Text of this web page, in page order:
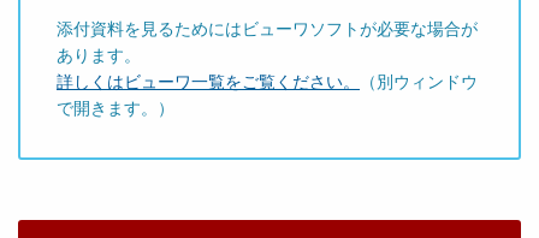
添付資料を見るためにはビューワソフトが必要な場合が
あります。
詳しくはビューワ一覧をご覧ください。
（別ウィンドウ
で開きます。）